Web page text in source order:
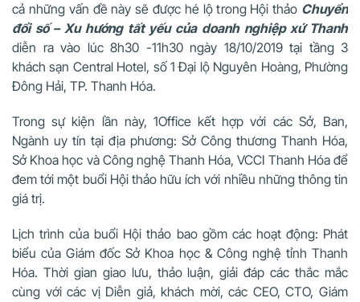
cả những vấn đề này sẽ được hé lộ trong Hội thảo Chuyển
đổi số – Xu hướng tất yếu của doanh nghiệp xứ Thanh
diễn ra vào lúc 8h30 -11h30 ngày 18/10/2019 tại tầng 3
khách sạn Central Hotel, số 1 Đại lộ Nguyên Hoàng, Phường
Đông Hải, TP. Thanh Hóa.
Trong sự kiện lần này, 1Office kết hợp với các Sở, Ban,
Ngành uy tín tại địa phương: Sở Công thương Thanh Hóa,
Sở Khoa học và Công nghệ Thanh Hóa, VCCI Thanh Hóa để
đem tới một buổi Hội thảo hữu ích với nhiều những thông tin
giá trị.
Lịch trình của buổi Hội thảo bao gồm các hoạt động: Phát
biểu của Giám đốc Sở Khoa học & Công nghệ tỉnh Thanh
Hóa. Thời gian giao lưu, thảo luận, giải đáp các thắc mắc
cùng với các vị Diễn giả, khách mời, các CEO, CTO, Giám